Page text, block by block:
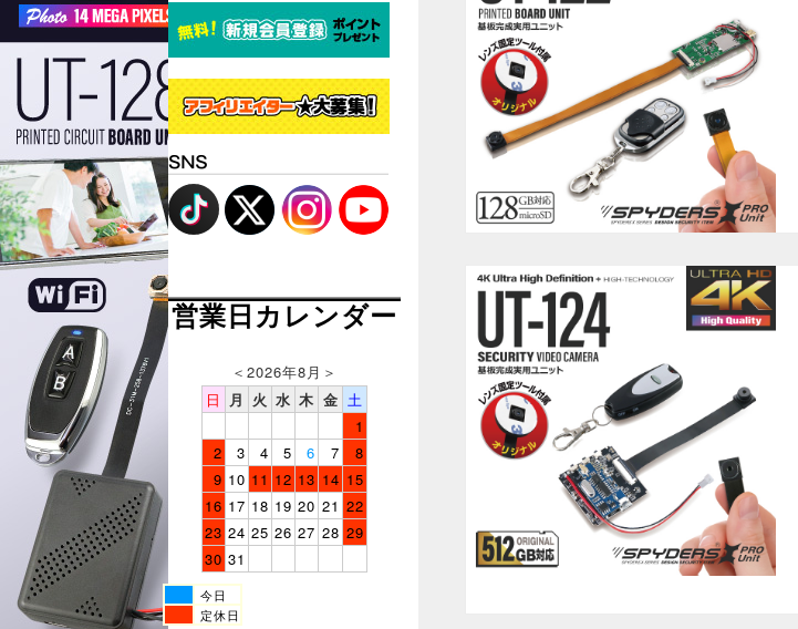
営業日カレンダー
＜ 2026年8月 ＞
日
月 火 水 木 金 土
1
2
3 4 5 6 7
8
9 10 11 12 13 14 15
16 17 18 19 20 21 22
23 24 25 26 27 28 29
30 31
今日
定休日